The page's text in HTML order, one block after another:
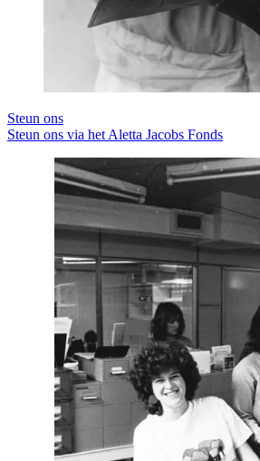
Steun ons
Steun ons via het Aletta Jacobs Fonds